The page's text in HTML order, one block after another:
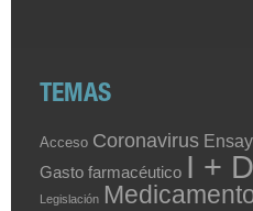
TEMAS
Acceso Coronavirus
Gasto farmacéutico I + D
Legislación